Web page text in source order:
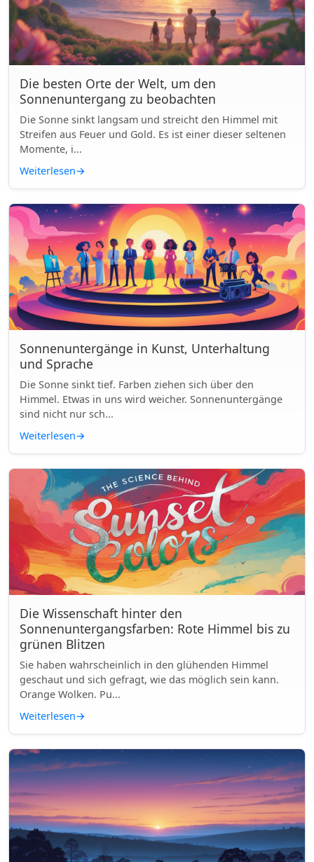
Die besten Orte der Welt, um den
Sonnenuntergang zu beobachten
Die Sonne sinkt langsam und streicht den Himmel mit
Streifen aus Feuer und Gold. Es ist einer dieser seltenen
Momente, i...
Weiterlesen→
Sonnenuntergänge in Kunst, Unterhaltung
und Sprache
Die Sonne sinkt tief. Farben ziehen sich über den
Himmel. Etwas in uns wird weicher. Sonnenuntergänge
sind nicht nur sch...
Weiterlesen→
Die Wissenschaft hinter den
Sonnenuntergangsfarben: Rote Himmel bis zu
grünen Blitzen
Sie haben wahrscheinlich in den glühenden Himmel
geschaut und sich gefragt, wie das möglich sein kann.
Orange Wolken. Pu...
Weiterlesen→